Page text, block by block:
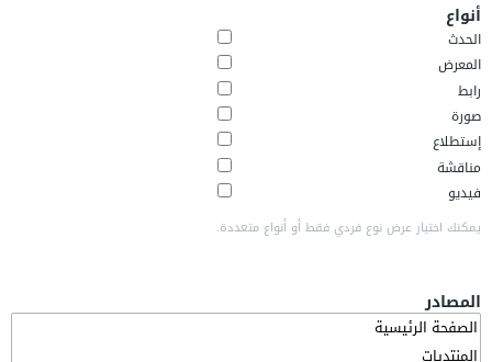
أنواع
الحدث
المعرض
رابط
صورة
إستطلاع
مناقشة
فيديو
يمكنك اختيار عرض نوع فردي فقط أو أنواع متعددة.
المصادر